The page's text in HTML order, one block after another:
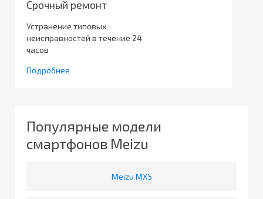
Срочный ремонт
Устранение типовых
неисправностей в течение 24
часов
Подробнее
Популярные модели
смартфонов Meizu
Meizu MX5